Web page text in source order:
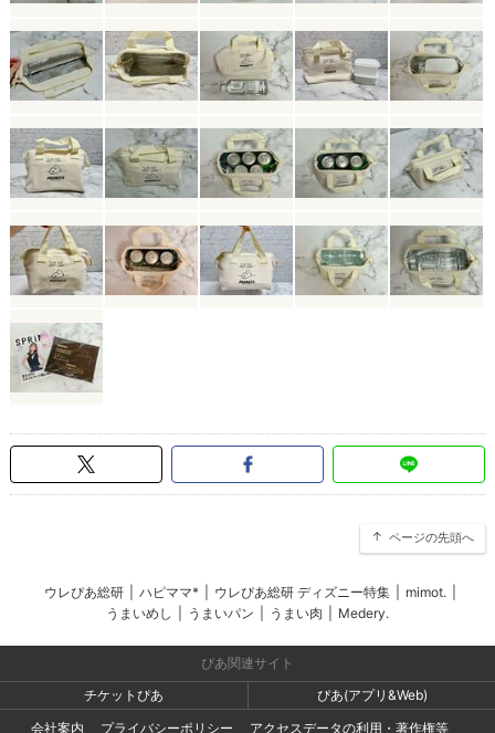
ページの先頭へ
ウレぴあ総研 ハピママ* ウレぴあ総研 ディズニー特集 mimot.
うまいめし
うまいパン うまい肉 Medery.
ぴあ関連サイト
チケットぴあ
ぴあ(アプリ&Web)
会社案内
プライバシーポリシー アクセスデータの利用・著作権等